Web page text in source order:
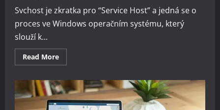
Svchost je zkratka pro “Service Host” a jedná se o
proces ve Windows operačním systému, který
slouží k...
Read MoreRead
more
to
je
svchost.exe
?